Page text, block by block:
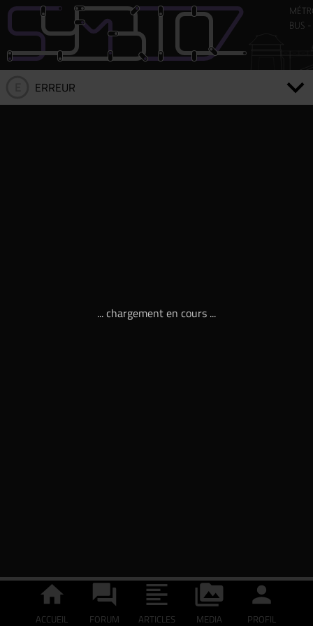
ACCUEIL FORUM ARTICLES MEDIA PROFIL
ERREUR
... chargement en cours ...